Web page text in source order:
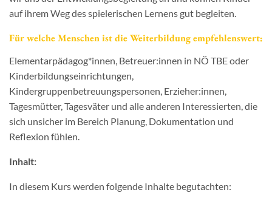
auf ihrem Weg des spielerischen Lernens gut begleiten.
Für welche Menschen ist die Weiterbildung empfehlenswert:
Elementarpädagog*innen, Betreuer:innen in NÖ TBE oder
Kinderbildungseinrichtungen,
Kindergruppenbetreuungspersonen, Erzieher:innen,
Tagesmütter, Tagesväter und alle anderen Interessierten, die
sich unsicher im Bereich Planung, Dokumentation und
Reflexion fühlen.
Inhalt:
In diesem Kurs werden folgende Inhalte begutachten: